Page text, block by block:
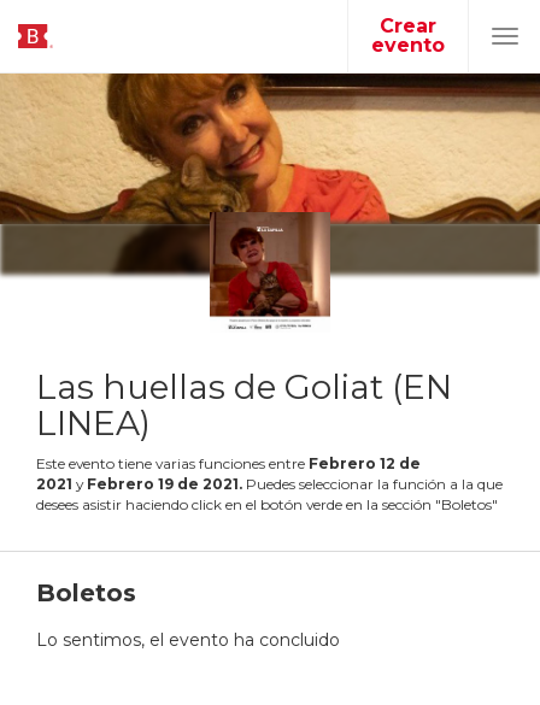
Crear
evento
Las huellas de Goliat (EN
LINEA)
Este evento tiene varias funciones entre Febrero 12 de
2021 y Febrero 19 de 2021. Puedes seleccionar la función a la que
desees asistir haciendo click en el botón verde en la sección "Boletos"
Boletos
Lo sentimos, el evento ha concluido